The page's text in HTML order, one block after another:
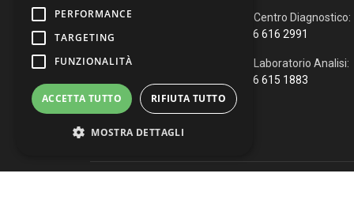
Via Fiume, 4
51100 Pistoia (PT)
0573 976088
info@vmcd.it
Centro Diagnostico:
366 616 2991
Laboratorio Analisi:
366 615 1883
PERFORMANCE
TARGETING
FUNZIONALITÀ
ACCETTA TUTTO RIFIUTA TUTTO
MOSTRA DETTAGLI